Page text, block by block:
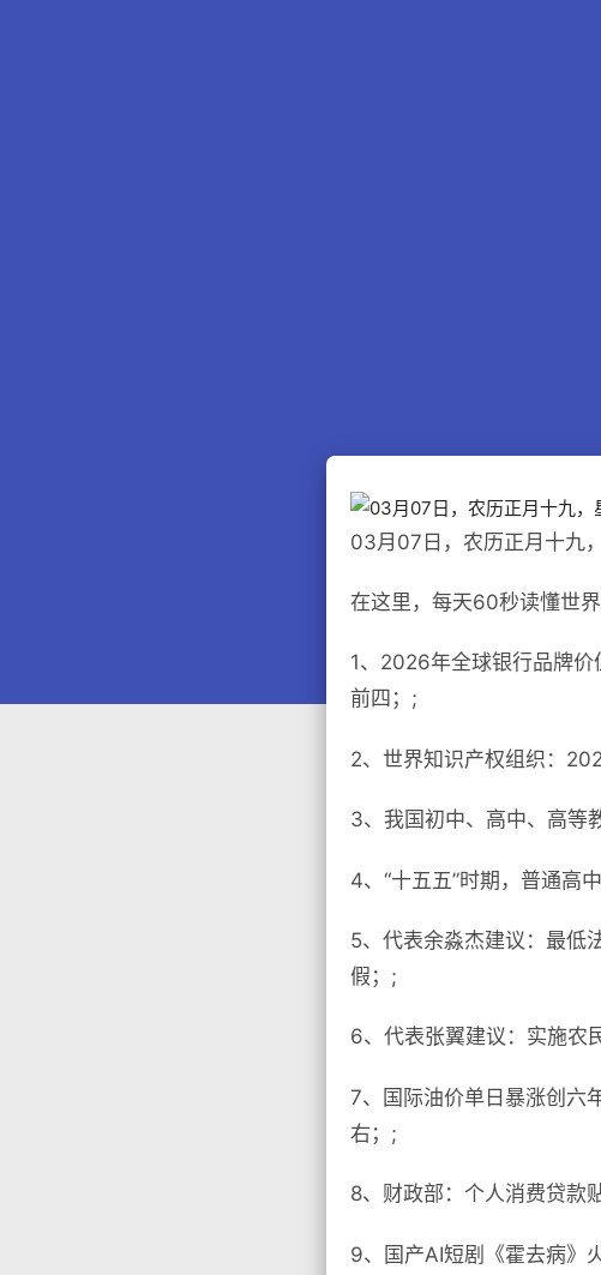
03月07日，农历正月十九
在这里，每天60秒读懂世界
1、2026年全球银行品牌
前四；;
2、世界知识产权组织：
3、我国初中、高中、高
4、“十五五”时期，普通高
5、代表余淼杰建议：最低
假；;
6、代表张翼建议：实施
7、国际油价单日暴涨创六
右；;
8、财政部：个人消费贷款
9、国产AI短剧《霍去病》